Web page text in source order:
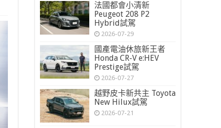
法國都會小清新
Peugeot 208 P2
Hybrid試駕
2026-07-29
國產電油休旅新王者
Honda CR-V e:HEV
Prestige試駕
2026-07-27
越野皮卡新共主 Toyota
New Hilux試駕
2026-07-21